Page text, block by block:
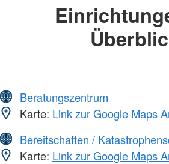
Beratungszentrum
Karte: Link zur Google Maps
Bereitschaften /
Karte: Link zur Google Maps